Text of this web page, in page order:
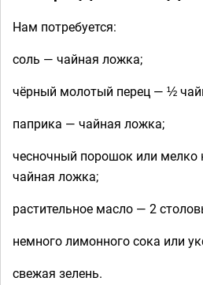
Нам потребуется:
соль — чайная ложка;
чёрный молотый перец — ½
паприка — чайная ложка;
чесночный порошок или мелко
чайная ложка;
растительное масло — 2
немного лимонного сока или
свежая зелень.